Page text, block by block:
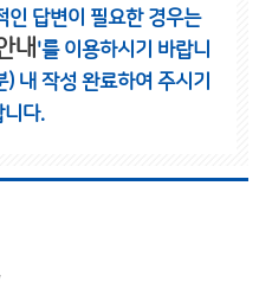
답변이 필요한 경우는
내 '를 이용하시기 바랍니
내 작성 완료하여 주시기
니다.